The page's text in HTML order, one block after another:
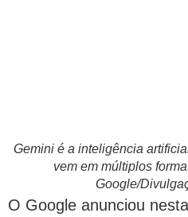
Gemini é a inteligência
vem em múltiplos
Google/
O Google anunciou